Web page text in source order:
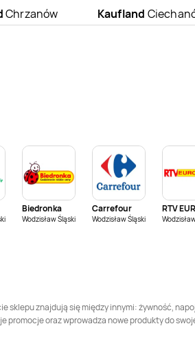
Chrzanów Kaufland
Goleniów Kaufland Gorlice
Gryfice Kaufland
Jarocin KauflandJarosław
Kluczbork Kaufland Koło
Biedronka
Wodzisław Śląski
Carrefour
Wodzisław Śląski
znajdują się między innymi: żywność,
promocje oraz wprowadza nowe produkty do